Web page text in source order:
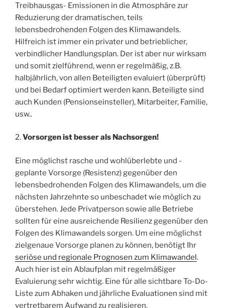
Treibhausgas- Emissionen in die Atmosphäre zur
Reduzierung der dramatischen, teils
lebensbedrohenden Folgen des Klimawandels.
Hilfreich ist immer ein privater und betrieblicher,
verbindlicher Handlungsplan. Der ist aber nur wirksam
und somit zielführend, wenn er regelmäßig, z.B.
halbjährlich, von allen Beteiligten evaluiert (überprüft)
und bei Bedarf optimiert werden kann. Beteiligte sind
auch Kunden (Pensionseinsteller), Mitarbeiter, Familie,
usw..
2.Vorsorgen ist besser als Nachsorgen!
Eine möglichst rasche und wohlüberlebte und -
geplante Vorsorge (Resistenz) gegenüber den
lebensbedrohenden Folgen des Klimawandels, um die
nächsten Jahrzehnte so unbeschadet wie möglich zu
überstehen. Jede Privatperson sowie alle Betriebe
sollten für eine ausreichende Resilienz gegenüber den
Folgen des Klimawandels sorgen. Um eine möglichst
zielgenaue Vorsorge planen zu können, benötigt Ihr
seriöse und regionale Prognosen zum Klimawandel.
Auch hier ist ein Ablaufplan mit regelmäßiger
Evaluierung sehr wichtig. Eine für alle sichtbare To-Do-
Liste zum Abhaken und jährliche Evaluationen sind mit
vertretbarem Aufwand zu realisieren.